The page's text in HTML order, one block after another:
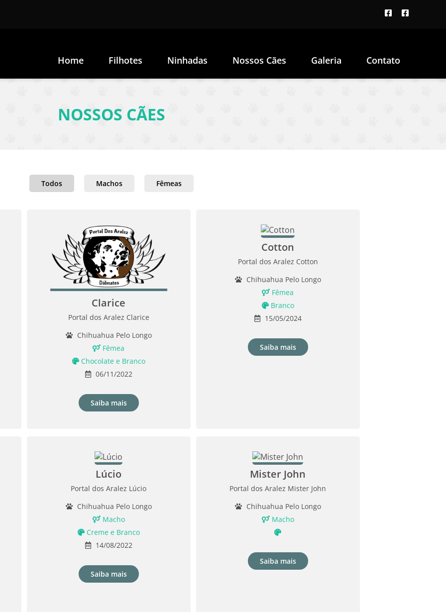
Home Filhotes Ninhadas Nossos Cães Galeria Contato
NOSSOS CÃES
Todos Machos Fêmeas
Clarice
Portal dos Aralez Clarice
Chihuahua Pelo Longo
Fêmea
Chocolate e Branco
06/11/2022
Saiba mais
Cotton
Portal dos Aralez Cotton
Chihuahua Pelo Longo
Fêmea
Branco
15/05/2024
Saiba mais
Lúcio
Portal dos Aralez Lúcio
Chihuahua Pelo Longo
Macho
Creme e Branco
14/08/2022
Saiba mais
Mister John
Portal dos Aralez Mister John
Chihuahua Pelo Longo
Macho
Saiba mais